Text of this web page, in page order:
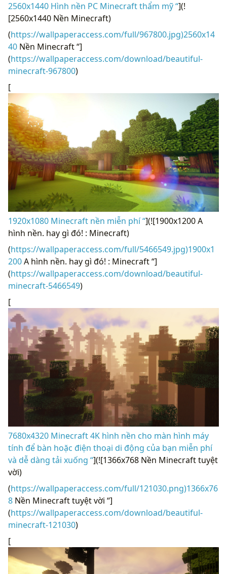
2560x1440 Hình nền PC Minecraft thẩm mỹ “](!
[2560x1440 Nền Minecraft)
(https://wallpaperaccess.com/full/967800.jpg)2560x14
40 Nền Minecraft “]
(https://wallpaperaccess.com/download/beautiful-
minecraft-967800)
[
1920x1080 Minecraft nền miễn phí “](![1900x1200 A
hình nền. hay gì đó! : Minecraft)
(https://wallpaperaccess.com/full/5466549.jpg)1900x1
200A hình nền. hay gì đó! : Minecraft “]
(https://wallpaperaccess.com/download/beautiful-
minecraft-5466549)
[
7680x4320 Minecraft 4K hình nền cho màn hình máy
tính để bàn hoặc điện thoại di động của bạn miễn phí
và dễ dàng tải xuống “](![1366x768 Nền Minecraft tuyệt
vời)
(https://wallpaperaccess.com/full/121030.png)1366x76
8 Nền Minecraft tuyệt vời “]
(https://wallpaperaccess.com/download/beautiful-
minecraft-121030)
[